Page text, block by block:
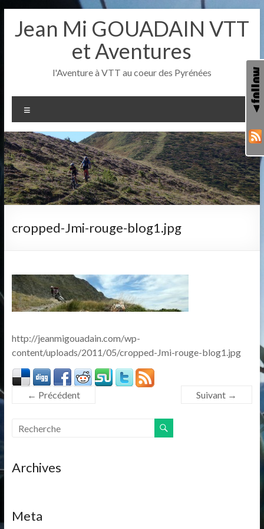
contenu
Jean Mi GOUADAIN VTT
et Aventures
l'Aventure à VTT au coeur des Pyrénées
cropped-Jmi-rouge-blog1.jpg
http://jeanmigouadain.com/wp-
content/uploads/2011/05/cropped-Jmi-rouge-blog1.jpg
← Précédent Suivant →
Archives
Meta